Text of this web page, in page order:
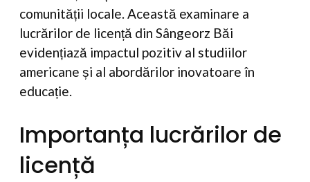
comunității locale. Această examinare a
lucrărilor de licență din Sângeorz Băi
evidențiază impactul pozitiv al studiilor
americane și al abordărilor inovatoare în
educație.
Importanța lucrărilor de
licență